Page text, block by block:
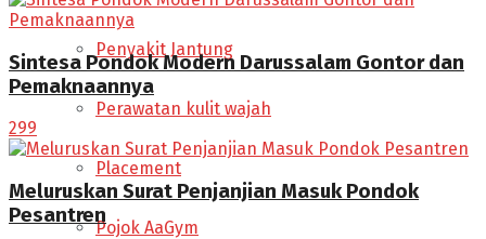
Penyakit Jantung
Perawatan kulit wajah
Placement
Pojok AaGym
Sintesa Pondok Modern Darussalam Gontor dan
Pemaknaannya
299
Meluruskan Surat Penjanjian Masuk Pondok
Pesantren